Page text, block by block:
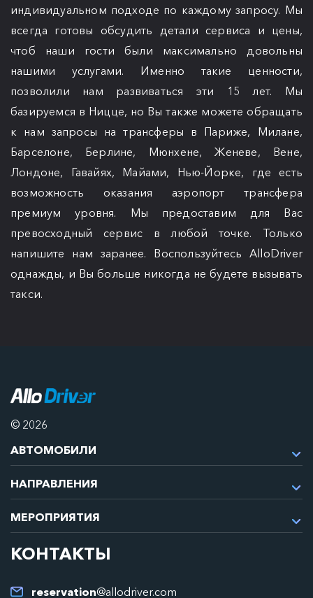
индивидуальном подходе по каждому запросу. Мы
всегда готовы обсудить детали сервиса и цены,
чтоб наши гости были максимально довольны
нашими услугами. Именно такие ценности,
позволили нам развиваться эти 15 лет. Мы
базируемся в Ницце, но Вы также можете обращать
к нам запросы на трансферы в Париже, Милане,
Барселоне, Берлине, Мюнхене, Женеве, Вене,
Лондоне, Гавайях, Майами, Нью-Йорке, где есть
возможность оказания аэропорт трансфера
премиум уровня. Мы предоставим для Вас
превосходный сервис в любой точке. Только
напишите нам заранее. Воспользуйтесь AlloDriver
однажды, и Вы больше никогда не будете вызывать
такси.
© 2026
АВТОМОБИЛИ
НАПРАВЛЕНИЯ
МЕРОПРИЯТИЯ
КОНТАКТЫ
reservation@allodriver.com